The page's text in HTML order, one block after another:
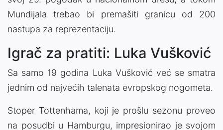
Mundijala trebao bi premašiti granicu od 200
nastupa za reprezentaciju.
Igrač za pratiti: Luka Vušković
Sa samo 19 godina Luka Vušković već se smatra
jednim od najvećih talenata evropskog nogometa.
Stoper Tottenhama, koji je prošlu sezonu proveo
na posudbi u Hamburgu, impresionirao je svojom